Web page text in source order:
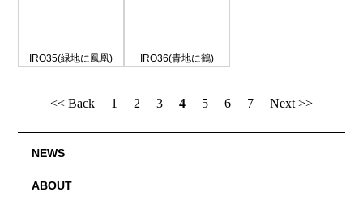
IRO35(緑地に鳳凰) IRO36(青地に鶴)
<< Back 1 2 3 4 5 6 7 Next >>
NEWS
ABOUT